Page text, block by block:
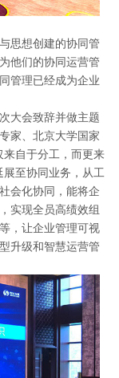
思想创建的协同管
他们的协同运营管
管理已经成为企业
大会致辞并做主题
家、北京大学国家
来自于分工，而更来
展至协同业务，从工
会化协同，能将企
实现全员高绩效组
，让企业管理可视
升级和智慧运营管